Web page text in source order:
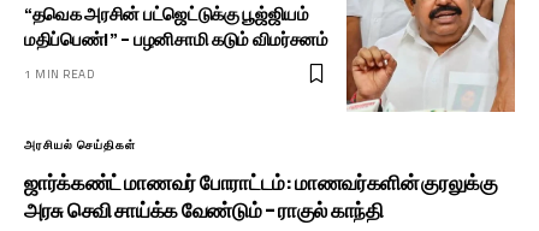
“தவெக அரசின் பட்ஜெட்டுக்கு பூஜ்ஜியம்
மதிப்பெண்!” – பழனிசாமி கடும் விமர்சனம்
1 MIN READ
அரசியல் செய்திகள்
ஜார்க்கண்ட் மாணவர் போராட்டம்: மாணவர்களின் குரலுக்கு
அரசு செவி சாய்க்க வேண்டும் – ராகுல் காந்தி